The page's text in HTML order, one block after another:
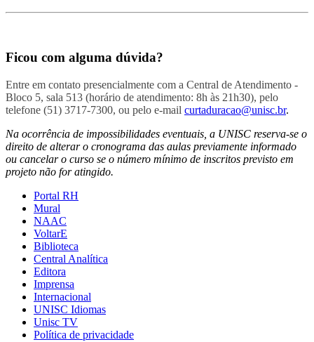
Ficou com alguma dúvida?
Entre em contato presencialmente com a Central de Atendimento -
Bloco 5, sala 513 (horário de atendimento: 8h às 21h30), pelo
telefone (51) 3717-7300, ou pelo e-mail curtaduracao@unisc.br.
Na ocorrência de impossibilidades eventuais, a UNISC reserva-se o
direito de alterar o cronograma das aulas previamente informado
ou cancelar o curso se o número mínimo de inscritos previsto em
projeto não for atingido.
Portal RH
Mural
NAAC
VoltarE
Biblioteca
Central Analítica
Editora
Imprensa
Internacional
UNISC Idiomas
Unisc TV
Política de privacidade